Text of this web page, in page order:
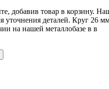
добавив товар в корзину.
уточнения деталей. Круг 26
на нашей металлобазе в в